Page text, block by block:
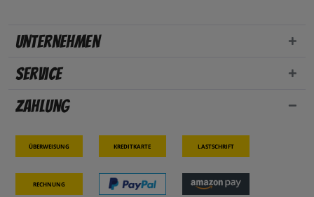
Unternehmen
Service
Zahlung
Überweisung Kreditkarte Lastschrift
Rechnung